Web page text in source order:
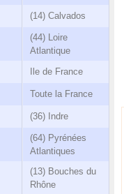
(14) Calvados
(44) Loire
Atlantique
Ile de France
Toute la France
(36) Indre
(64) Pyrénées
Atlantiques
(13) Bouches du
Rhône